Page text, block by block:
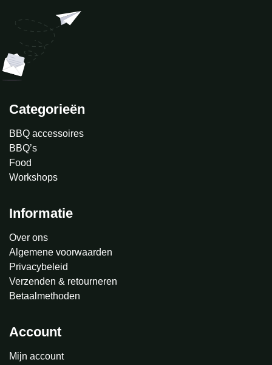
Categorieën
BBQ accessoires
BBQ’s
Food
Workshops
Informatie
Over ons
Algemene voorwaarden
Privacybeleid
Verzenden & retourneren
Betaalmethoden
Account
Mijn account